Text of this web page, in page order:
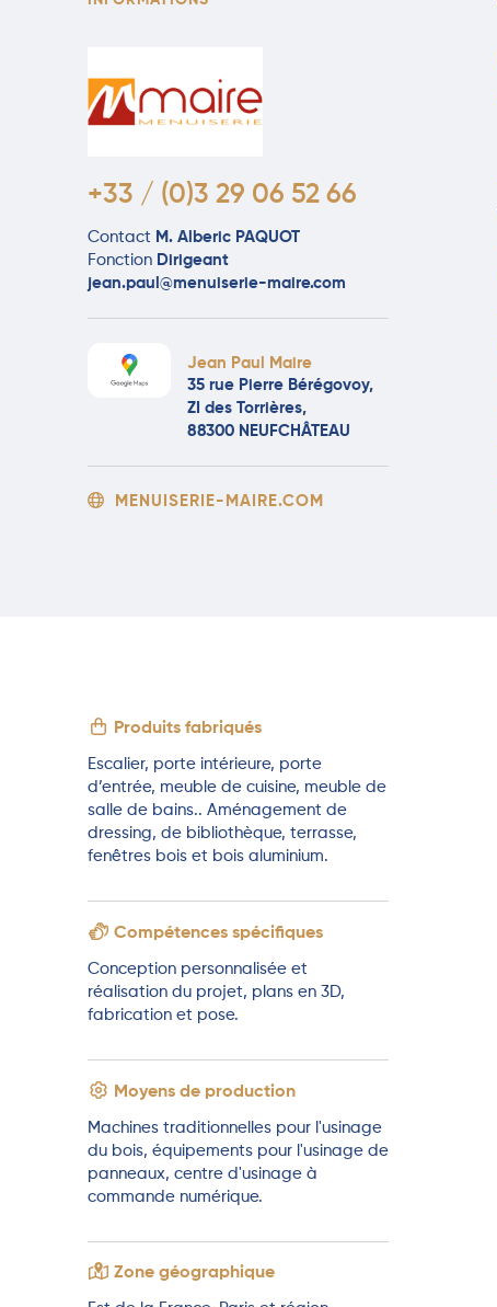
+33 / (0)3 29 06 52 66
Contact M. Alberic PAQUOT
Fonction Dirigeant
jean.paul@menuiserie-maire.com
Jean Paul Maire
35 rue Pierre Bérégovoy,
ZI des Torrières,
88300 NEUFCHÂTEAU
MENUISERIE-MAIRE.COM
Produits fabriqués
Escalier, porte intérieure, porte
d’entrée, meuble de cuisine, meuble de
salle de bains.. Aménagement de
dressing, de bibliothèque, terrasse,
fenêtres bois et bois aluminium.
Compétences spécifiques
Conception personnalisée et
réalisation du projet, plans en 3D,
fabrication et pose.
Moyens de production
Machines traditionnelles pour l'usinage
du bois, équipements pour l'usinage de
panneaux, centre d'usinage à
commande numérique.
Zone géographique